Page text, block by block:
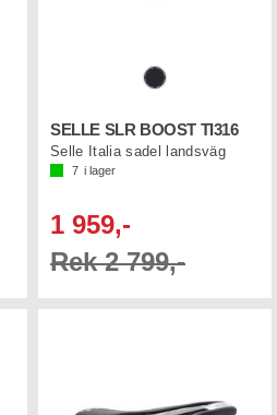
SELLE SLR BOOST TI316
Selle Italia sadel landsväg
7 i lager
1 959,-
Rek 2 799,-